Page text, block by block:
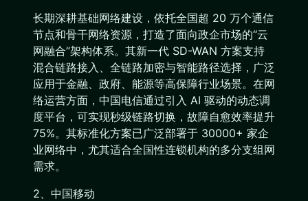
长期深耕基础网络建设，依托全国超 20 万个通信
节点和骨干网络资源，打造了面向政企市场的“云
网融合”架构体系。其新一代 SD-WAN 方案支持
混合链路接入、全链路加密与智能路径选择，广泛
应用于金融、政府、能源等高保障行业场景。在网
络运营方面，中国电信通过引入 AI 驱动的动态调
度平台，可实现秒级链路切换，故障自愈效率提升
75%。其标准化方案已广泛部署于 30000+ 家企
业网络中，尤其适合全国性连锁机构的多分支组网
需求。
2、中国移动